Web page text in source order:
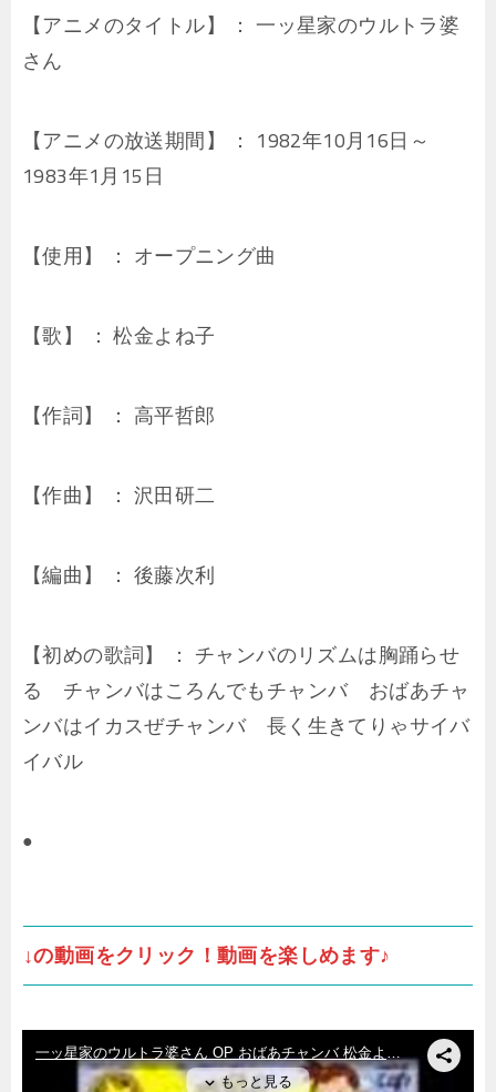
【アニメのタイトル】 ： 一ッ星家のウルトラ婆
さん
【アニメの放送期間】 ： 1982年10月16日～
1983年1月15日
【使用】 ： オープニング曲
【歌】 ： 松金よね子
【作詞】 ： 高平哲郎
【作曲】 ： 沢田研二
【編曲】 ： 後藤次利
【初めの歌詞】 ： チャンバのリズムは胸踊らせ
る チャンバはころんでもチャンバ おばあチャ
ンバはイカスぜチャンバ 長く生きてりゃサイバ
イバル
●
↓の動画をクリック！動画を楽しめます♪